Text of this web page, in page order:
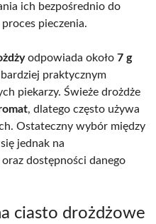
ich bezpośrednio do
pieczenia.
odpowiada około 7 g
praktycznym
piekarzy. Świeże drożdże
, dlatego często używa
Ostateczny wybór między
jednak na
dostępności danego
ciasto drożdżowe